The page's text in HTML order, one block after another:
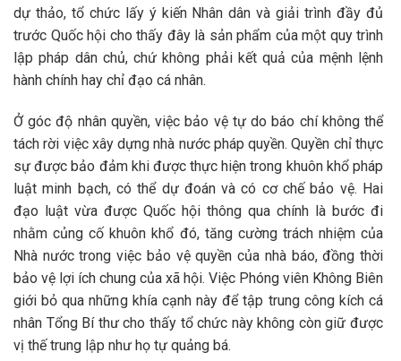
dự thảo, tổ chức lấy ý kiến Nhân dân và giải trình đầy đủ
trước Quốc hội cho thấy đây là sản phẩm của một quy trình
lập pháp dân chủ, chứ không phải kết quả của mệnh lệnh
hành chính hay chỉ đạo cá nhân.
Ở góc độ nhân quyền, việc bảo vệ tự do báo chí không thể
tách rời việc xây dựng nhà nước pháp quyền. Quyền chỉ thực
sự được bảo đảm khi được thực hiện trong khuôn khổ pháp
luật minh bạch, có thể dự đoán và có cơ chế bảo vệ. Hai
đạo luật vừa được Quốc hội thông qua chính là bước đi
nhằm củng cố khuôn khổ đó, tăng cường trách nhiệm của
Nhà nước trong việc bảo vệ quyền của nhà báo, đồng thời
bảo vệ lợi ích chung của xã hội. Việc Phóng viên Không Biên
giới bỏ qua những khía cạnh này để tập trung công kích cá
nhân Tổng Bí thư cho thấy tổ chức này không còn giữ được
vị thế trung lập như họ tự quảng bá.